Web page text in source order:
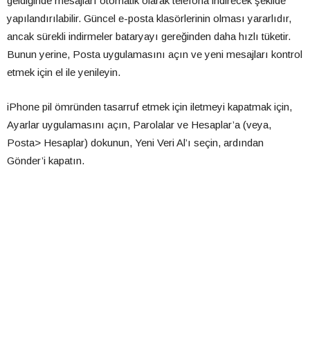
yapılandırılabilir. Güncel e-posta klasörlerinin olması yararlıdır,
ancak sürekli indirmeler bataryayı gereğinden daha hızlı tüketir.
Bunun yerine, Posta uygulamasını açın ve yeni mesajları kontrol
etmek için el ile yenileyin.
iPhone pil ömründen tasarruf etmek için iletmeyi kapatmak için,
Ayarlar uygulamasını açın, Parolalar ve Hesaplar’a (veya,
Posta> Hesaplar) dokunun, Yeni Veri Al’ı seçin, ardından
Gönder’i kapatın.